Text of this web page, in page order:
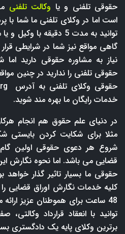
حقوقی تلفنی و یا وکالت تلفنی
توانید به مدت 5 دقیقه
گاهی مواقع نیز شما در شرایطی
نیاز به مشاوره حقوقی دارید
حقوقی تلفنی را ندارید در چنین
حقوقی وکلای تلفنی به آدرس
خدمات رایگان ما بهره مند شوید.
در دنیای علم حقوق هم انجام
مثلا برای شکایت کردن بایستی
شروع هر دعوی حقوقی اولین
قضایی می باشد. اما نحوه نگارش
حقوقی ما بسیار تاثیر گذار خواهد
کلیه خدمات نگارش اوراق قضایی
48 ساعت برای هموطنان عزیز
توانید با انعقاد قرارداد
برترین وکلای پایه یک دادگستری